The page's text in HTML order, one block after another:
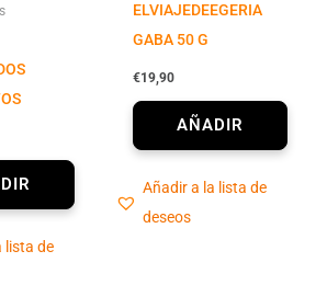
lista de
ELVIAJEDEEGERIA
GABA 50 G
€19,90
Añadir a la lista de
deseos